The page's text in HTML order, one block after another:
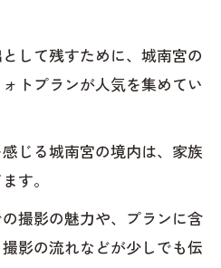
して残すために、城南宮の
トプランが人気を集めてい
じる城南宮の境内は、家族
す。
撮影の魅力や、プランに含
影の流れなどが少しでも伝